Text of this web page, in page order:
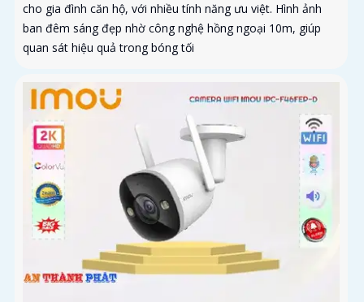
cho gia đình căn hộ, với nhiều tính năng ưu việt. Hình ảnh
ban đêm sáng đẹp nhờ công nghệ hồng ngoại 10m, giúp
quan sát hiệu quả trong bóng tối